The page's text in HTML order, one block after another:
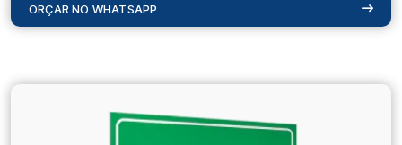
ORÇAR NO WHATSAPP